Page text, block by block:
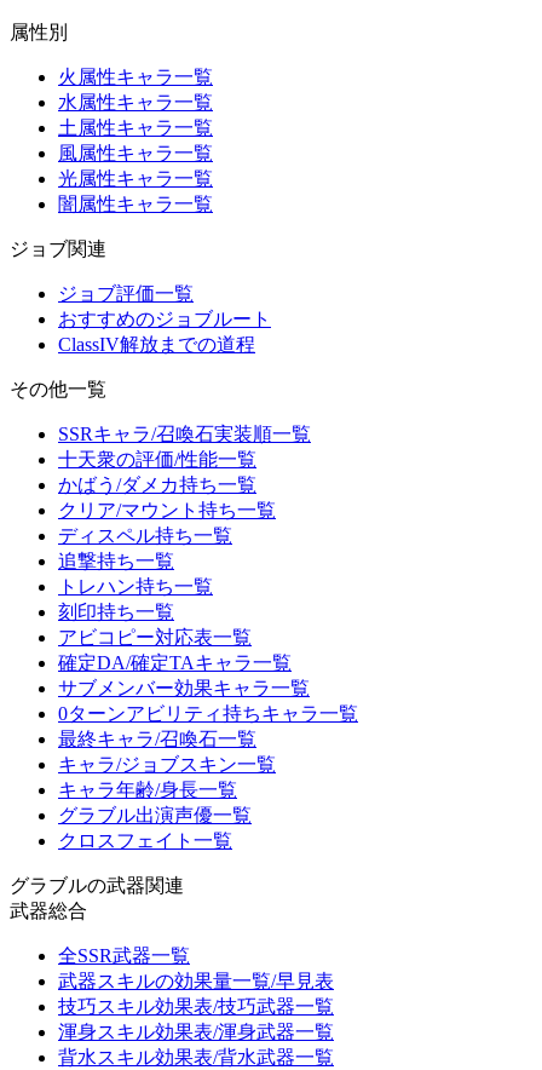
属性別
火属性キャラ一覧
水属性キャラ一覧
土属性キャラ一覧
風属性キャラ一覧
光属性キャラ一覧
闇属性キャラ一覧
ジョブ関連
ジョブ評価一覧
おすすめのジョブルート
ClassIV解放までの道程
その他一覧
SSRキャラ/召喚石実装順一覧
十天衆の評価/性能一覧
かばう/ダメカ持ち一覧
クリア/マウント持ち一覧
ディスペル持ち一覧
追撃持ち一覧
トレハン持ち一覧
刻印持ち一覧
アビコピー対応表一覧
確定DA/確定TAキャラ一覧
サブメンバー効果キャラ一覧
0ターンアビリティ持ちキャラ一覧
最終キャラ/召喚石一覧
キャラ/ジョブスキン一覧
キャラ年齢/身長一覧
グラブル出演声優一覧
クロスフェイト一覧
グラブルの武器関連
武器総合
全SSR武器一覧
武器スキルの効果量一覧/早見表
技巧スキル効果表/技巧武器一覧
渾身スキル効果表/渾身武器一覧
背水スキル効果表/背水武器一覧